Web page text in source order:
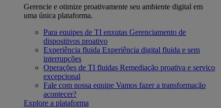
Gerencie e otimize proativamente seu ambiente digital em
uma única plataforma.
Para equipes de TI enxutas Gerenciamento de
dispositivos proativo
Experiência fluida Experiência digital fluida e sem
interrupções
Operações de TI fluidas Remediação proativa e serviço
excepcional
Fale com nossa equipe Vamos fazer a transformação
acontecer?
Explore a plataforma